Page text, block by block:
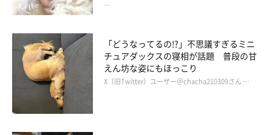
に、クンクンとニオイチェック（笑） しっぽを振って、今にも
味噌ちゃんのワクワクしている感じが、かわいらしいですよね。
味噌ちゃんの動画はコチラ↓↓
…
「どうなってるの!?」不思議すぎるミニ
チュアダックスの寝相が話題 普段の甘
えん坊な姿にもほっこり
X（旧Twitter）ユーザー＠chacha210309さん …